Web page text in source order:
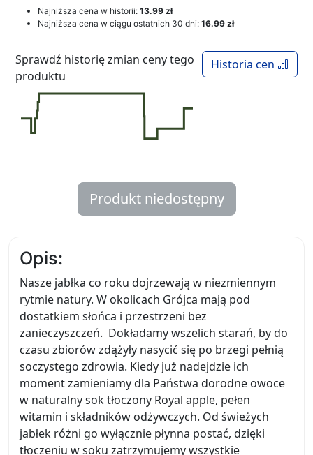
Najniższa cena w historii: 13.99 zł
Najniższa cena w ciągu ostatnich 30 dni: 16.99 zł
Historia cen
Sprawdź historię zmian ceny tego
produktu
Produkt niedostępny
Opis:
Nasze jabłka co roku dojrzewają w niezmiennym
rytmie natury. W okolicach Grójca mają pod
dostatkiem słońca i przestrzeni bez
zanieczyszczeń. Dokładamy wszelich starań, by do
czasu zbiorów zdążyły nasycić się po brzegi pełnią
soczystego zdrowia. Kiedy już nadejdzie ich
moment zamieniamy dla Państwa dorodne owoce
w naturalny sok tłoczony Royal apple, pełen
witamin i składników odżywczych. Od świeżych
jabłek różni go wyłącznie płynna postać, dzięki
tłoczeniu w soku zatrzymujemy wszystkie